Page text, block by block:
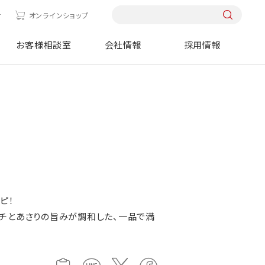
オンラインショップ
お客様相談室 会社情報 採用情報
！
とあさりの旨みが調和した、一品で満